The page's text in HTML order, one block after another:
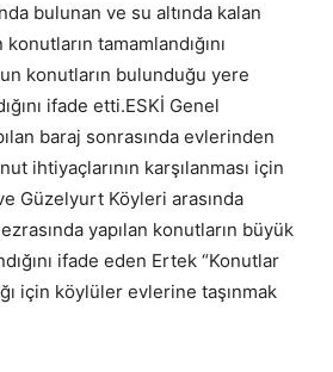
bulunan ve su altında kalan
tamamlandığını
konutların bulunduğu yere
ifade etti.ESKİ Genel
baraj sonrasında evlerinden
ihtiyaçlarının karşılanması için
Güzelyurt Köyleri arasında
yapılan konutların büyük
ifade eden Ertek “Konutlar
için köylüler evlerine taşınmak